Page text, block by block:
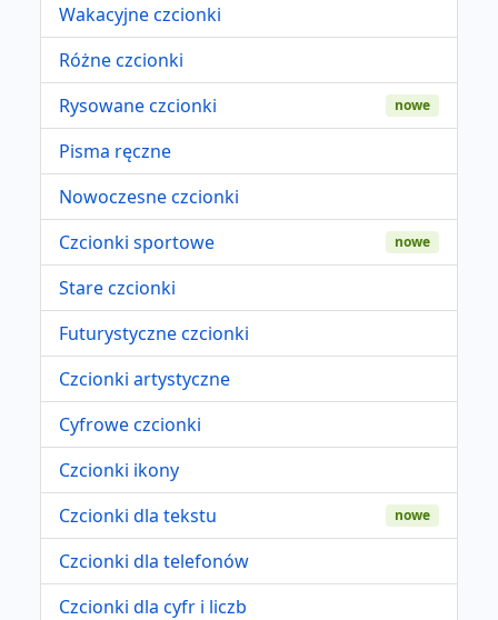
Wakacyjne czcionki
Różne czcionki
Rysowane czcionki
nowe
Pisma ręczne
Nowoczesne czcionki
Czcionki sportowe
nowe
Stare czcionki
Futurystyczne czcionki
Czcionki artystyczne
Cyfrowe czcionki
Czcionki ikony
Czcionki dla tekstu
nowe
Czcionki dla telefonów
Czcionki dla cyfr i liczb